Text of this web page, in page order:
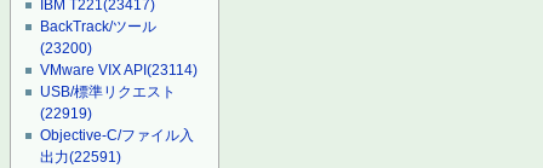
IBM T221(23417)
BackTrack/ツール
(23200)
VMware VIX API(23114)
USB/標準リクエスト
(22919)
Objective-C/ファイル入
出力(22591)